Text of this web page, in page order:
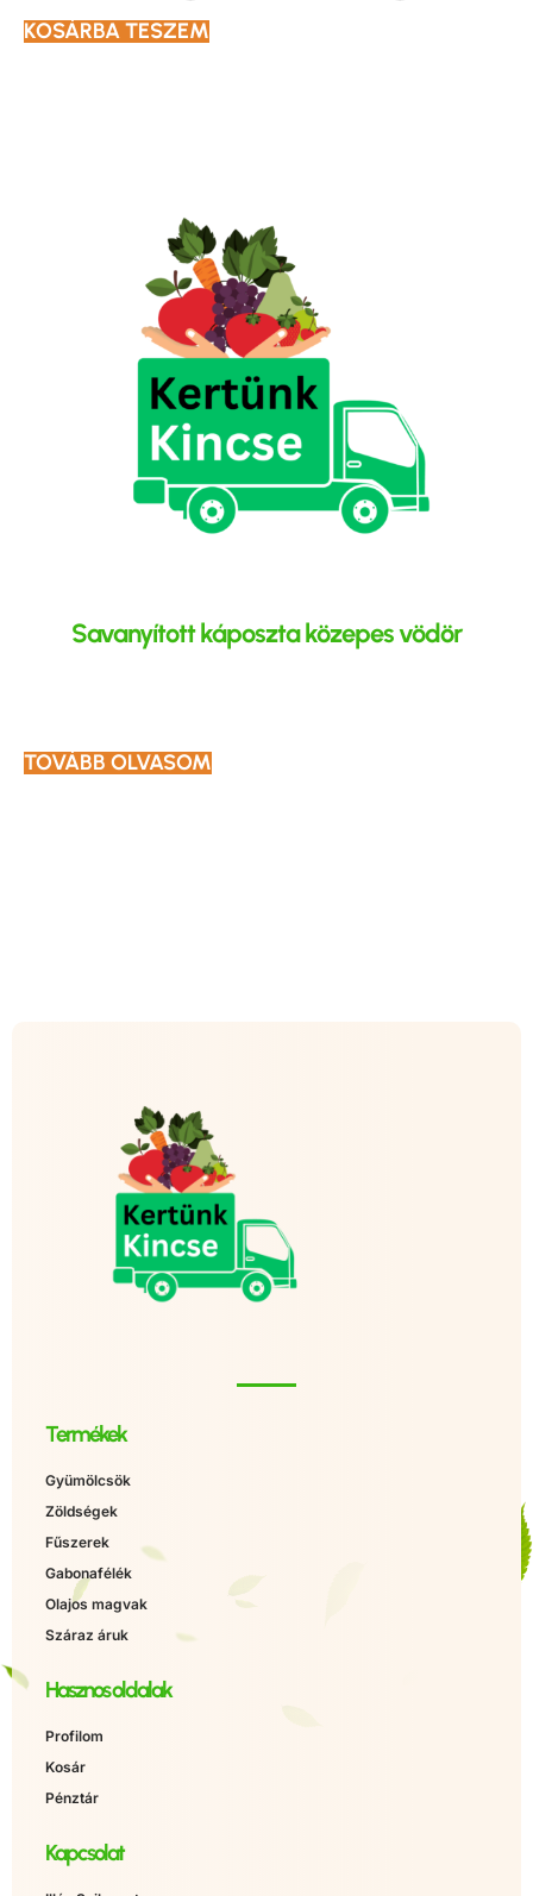
KOSÁRBA TESZEM
Savanyított káposzta közepes vödör
TOVÁBB OLVASOM
Termékek
Gyümölcsök
Zöldségek
Fűszerek
Gabonafélék
Olajos magvak
Száraz áruk
Hasznos oldalak
Profilom
Kosár
Pénztár
Kapcsolat